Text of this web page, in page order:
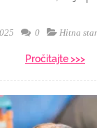
0 Hitna
Pročitajte >>>